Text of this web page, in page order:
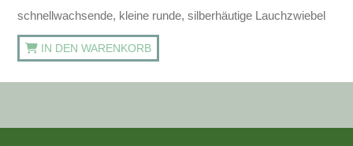
schnellwachsende, kleine runde, silberhäutige Lauchzwiebel
IN DEN WARENKORB